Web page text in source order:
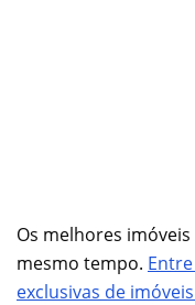
Os melhores
mesmo tempo.
exclusivas de